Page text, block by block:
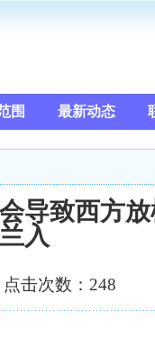
围 最新动态
导致西方
入
击次数：248